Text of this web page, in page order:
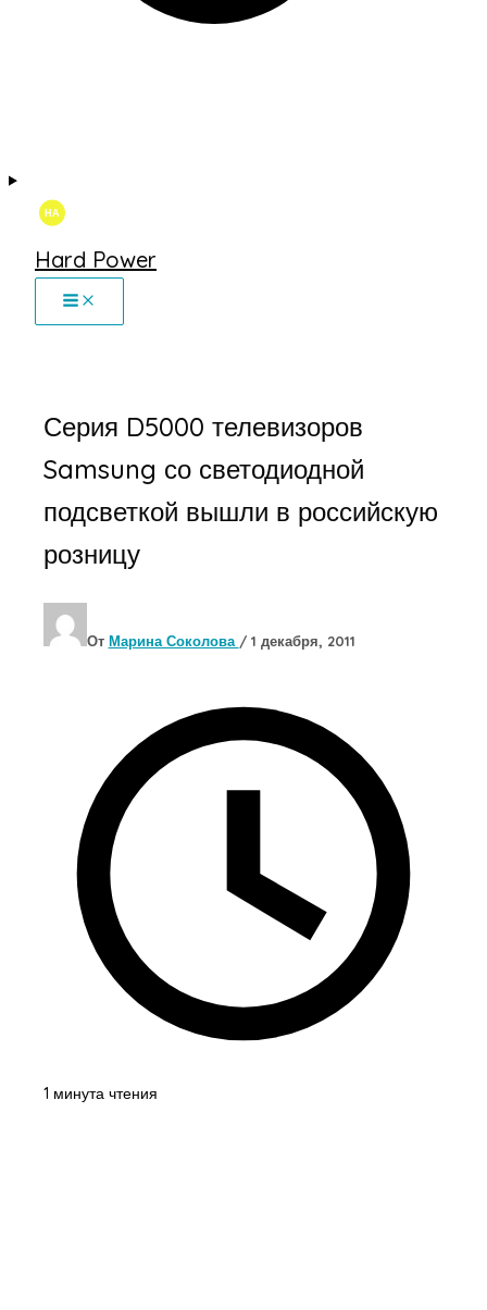
Hard Power
Серия D5000 телевизоров
Samsung со светодиодной
подсветкой вышли в российскую
розницу
От Марина Соколова / 1 декабря, 2011
1 минута чтения